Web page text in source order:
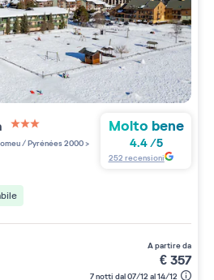
3 étoiles sur 5
/ Pyrénées 2000>
Molto bene
4.4/5
252 recensioni
a partire da
€357
7 notti dal 07/12 al 14/12